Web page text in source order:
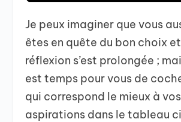
Je peux imaginer que vous
êtes en quête du bon choix
réflexion s’est prolongée ;
est temps pour vous de
qui correspond le mieux à vos
aspirations dans le tableau